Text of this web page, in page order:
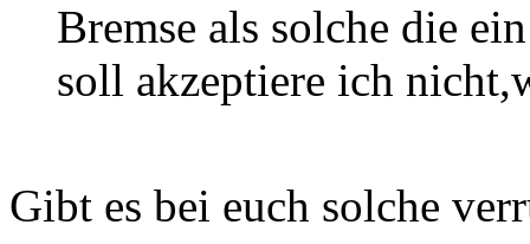
Bremse als solche die
soll akzeptiere ich
Gibt es bei euch solche